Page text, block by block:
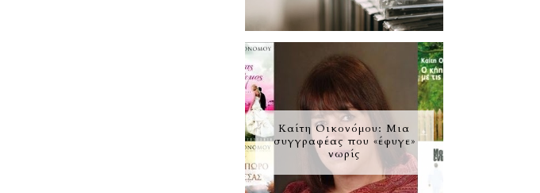
Καίτη Οικονόμου: Μια
συγγραφέας που «έφυγε»
νωρίς